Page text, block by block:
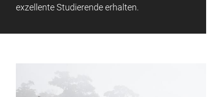
exzellente Studierende erhalten.